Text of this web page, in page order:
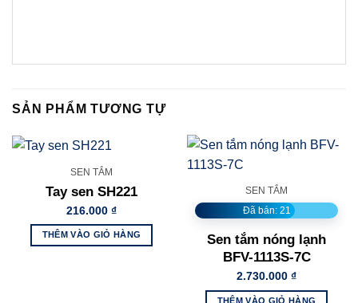
SẢN PHẨM TƯƠNG TỰ
SEN TẮM
Tay sen SH221
216.000 ₫
THÊM VÀO GIỎ HÀNG
SEN TẮM
Đã bán: 21
Sen tắm nóng lạnh
BFV-1113S-7C
2.730.000 ₫
THÊM VÀO GIỎ HÀNG